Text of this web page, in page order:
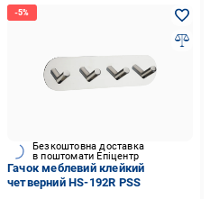
Безкоштовна доставка
в поштомати Епіцентр
Гачок меблевий клейкий
четверний HS-192R PSS